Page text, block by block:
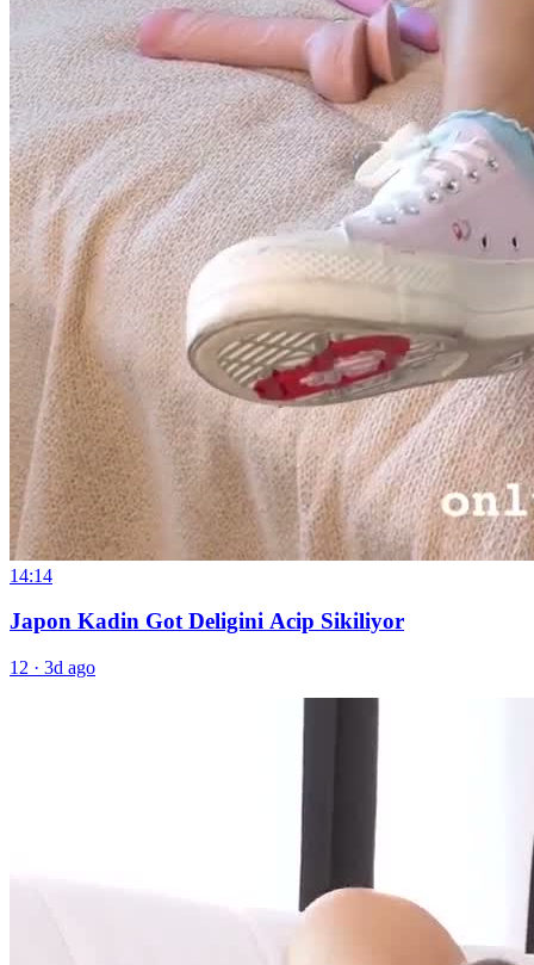
14:14
Japon Kadin Got Deligini Acip Sikiliyor
12 · 3d ago